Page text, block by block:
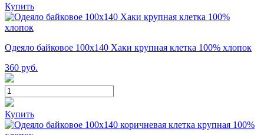
Купить
Одеяло байковое 100х140 Хаки крупная клетка 100% хлопок
360 руб.
Купить